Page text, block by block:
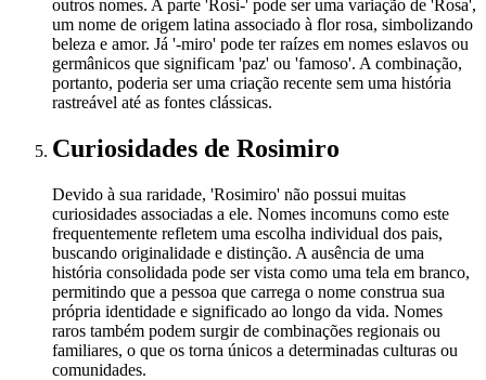
outros nomes. A parte 'Rosi-' pode ser uma variação de 'Rosa',
um nome de origem latina associado à flor rosa, simbolizando
beleza e amor. Já '-miro' pode ter raízes em nomes eslavos ou
germânicos que significam 'paz' ou 'famoso'. A combinação,
portanto, poderia ser uma criação recente sem uma história
rastreável até as fontes clássicas.
Curiosidades de Rosimiro
Devido à sua raridade, 'Rosimiro' não possui muitas
curiosidades associadas a ele. Nomes incomuns como este
frequentemente refletem uma escolha individual dos pais,
buscando originalidade e distinção. A ausência de uma
história consolidada pode ser vista como uma tela em branco,
permitindo que a pessoa que carrega o nome construa sua
própria identidade e significado ao longo da vida. Nomes
raros também podem surgir de combinações regionais ou
familiares, o que os torna únicos a determinadas culturas ou
comunidades.